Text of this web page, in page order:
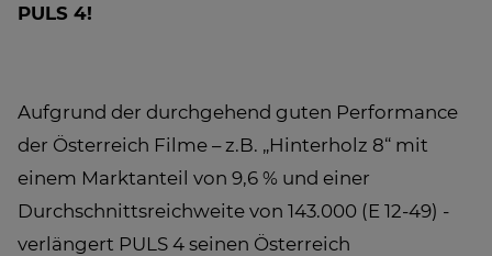
PULS 4!
Aufgrund der durchgehend guten Performance
der Österreich Filme – z.B. „Hinterholz 8“ mit
einem Marktanteil von 9,6 % und einer
Durchschnittsreichweite von 143.000 (E 12-49) -
verlängert PULS 4 seinen Österreich